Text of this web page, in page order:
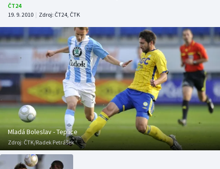
Tenis
Atletika
Cyklistika
DALŠÍ SPORTY
Americký fotbal
Baseball a softbal
Basketbal
NEPŘEHLÉDNĚTE
Soutěže
Historické návraty
ČT24
19. 9. 2010 | Zdroj: ČT24, ČTK
Mladá Boleslav - Teplice
Zdroj: ČTK/Radek Petrášek